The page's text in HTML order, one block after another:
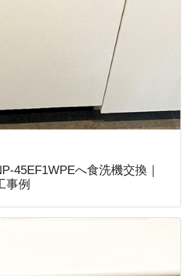
45EF1WPEへ食洗機交換｜
事例